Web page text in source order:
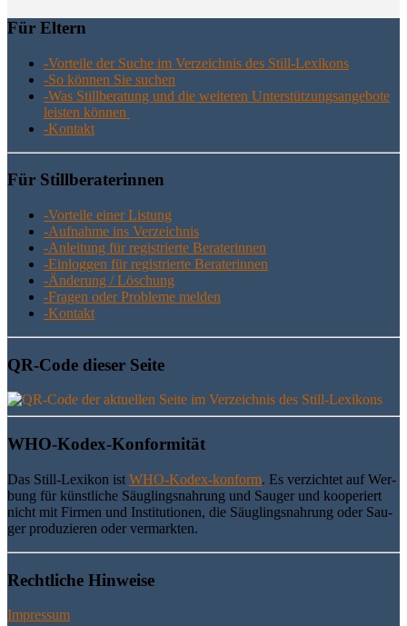
Für Eltern
-Vor­tei­le der Suche im Ver­zeich­nis des Still-Lexikons
-So kön­nen Sie suchen
-Was Still­be­ra­tung und die wei­te­ren Unter­stüt­zungs­an­ge­bo­te
leis­ten können
-Kon­takt
Für Still­be­ra­te­rin­nen
-Vor­tei­le einer Listung
-Auf­nah­me ins Verzeichnis
-Anlei­tung für regis­trier­te Beraterinnen
-Ein­log­gen für regis­trier­te Beraterinnen
-Ände­rung / Löschung
-Fra­gen oder Pro­ble­me melden
-Kon­takt
QR-Code die­ser Seite
WHO-Kodex-Kon­for­mi­tät
Das Still-Lexi­kon ist WHO-Kodex-kon­form. Es ver­zich­tet auf Wer­
bung für künst­li­che Säug­lings­nah­rung und Sau­ger und koope­riert
nicht mit Fir­men und Insti­tu­tio­nen, die Säug­lings­nah­rung oder Sau­
ger pro­du­zie­ren oder vermarkten.
Recht­li­che Hinweise
Impressum